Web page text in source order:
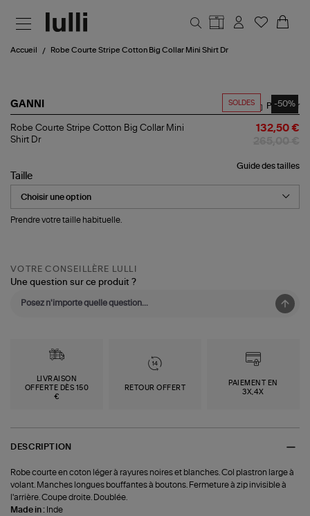
Accueil Robe Courte Stripe Cotton Big Collar Mini Shirt Dr
SOLDES -50%
GANNI
Robe
Courte
Big
Collar
Mini
Shirt
Partager
Robe Courte Stripe Cotton Big Collar Mini
Shirt Dr
132,50 €
Guide des tailles
Taille
Prendre votre taille habituelle.
VOTRE CONSEILLÈRE LULLI
Une question sur ce produit ?
LIVRAISON
OFFERTE DÈS 150
€
RETOUR OFFERT
PAIEMENT EN
3X,4X
DESCRIPTION
Robe courte en coton léger à rayures noires et blanches. Col plastron large à
volant. Manches longues bouffantes à boutons. Fermeture à zip invisible à
l'arrière. Coupe droite. Doublée.
Made in : Inde